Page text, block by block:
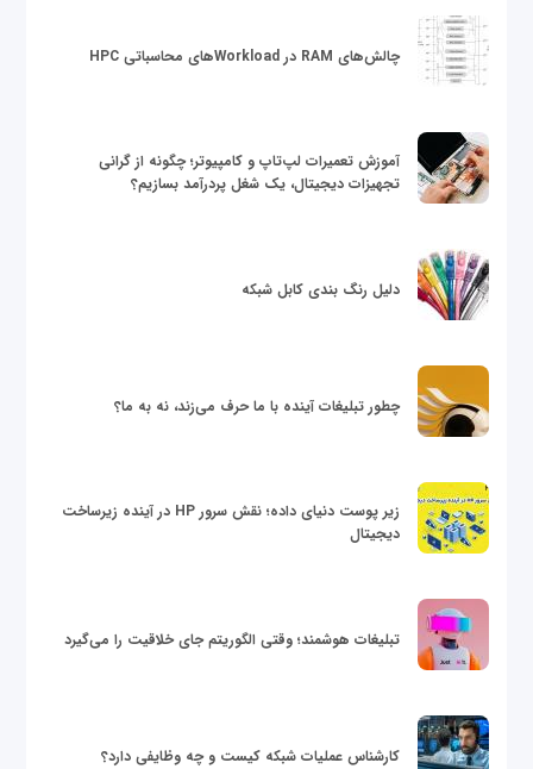
چالش‌های RAM در Workloadهای محاسباتی HPC
آموزش تعمیرات لپ‌تاپ و کامپیوتر؛ چگونه از گرانی
تجهیزات دیجیتال، یک شغل پردرآمد بسازیم؟
دلیل رنگ بندی کابل شبکه
چطور تبلیغات آینده با ما حرف می‌زند، نه به ما؟
زیر پوست دنیای داده؛ نقش سرور HP در آینده زیرساخت
دیجیتال
تبلیغات هوشمند؛ وقتی الگوریتم جای خلاقیت را می‌گیرد
کارشناس عملیات شبکه کیست و چه وظایفی دارد؟